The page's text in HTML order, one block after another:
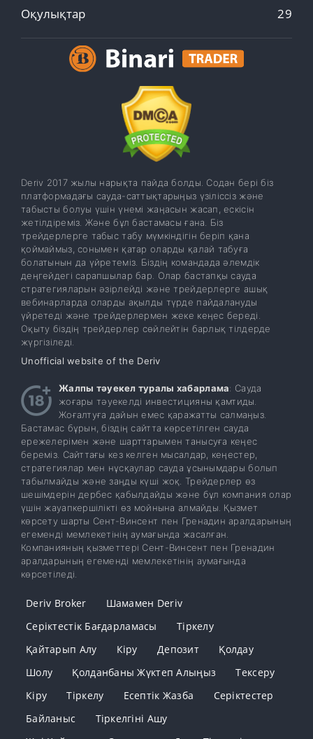
Оқулықтар 29
Deriv 2017 жылы нарықта пайда болды. Содан бері біз
платформадағы сауда-саттықтарыңыз үзіліссіз және
табысты болуы үшін үнемі жаңасын жасап, ескісін
жетілдіреміз. Және бұл бастамасы ғана. Біз
трейдерлерге табыс табу мүмкіндігін беріп қана
қоймаймыз, сонымен қатар оларды қалай табуға
болатынын да үйретеміз. Біздің командада әлемдік
деңгейдегі сарапшылар бар. Олар бастапқы сауда
стратегияларын әзірлейді және трейдерлерге ашық
вебинарларда оларды ақылды түрде пайдалануды
үйретеді және трейдерлермен жеке кеңес береді.
Оқыту біздің трейдерлер сөйлейтін барлық тілдерде
жүргізіледі.
Unofficial website of the Deriv
Жалпы тәуекел туралы хабарлама: Сауда
жоғары тәуекелді инвестицияны қамтиды.
Жоғалтуға дайын емес қаражатты салмаңыз.
Бастамас бұрын, біздің сайтта көрсетілген сауда
ережелерімен және шарттарымен танысуға кеңес
береміз. Сайттағы кез келген мысалдар, кеңестер,
стратегиялар мен нұсқаулар сауда ұсынымдары болып
табылмайды және заңды күші жоқ. Трейдерлер өз
шешімдерін дербес қабылдайды және бұл компания олар
үшін жауапкершілікті өз мойнына алмайды. Қызмет
көрсету шарты Сент-Винсент пен Гренадин аралдарының
егеменді мемлекетінің аумағында жасалған.
Компанияның қызметтері Сент-Винсент пен Гренадин
аралдарының егеменді мемлекетінің аумағында
көрсетіледі.
Deriv Broker
Шамамен Deriv
Серіктестік Бағдарламасы
Тіркелу
Қайтарып Алу
Кіру Депозит
Қолдау
Шолу
Қолданбаны Жүктеп Алыңыз
Тексеру
Кіру
Тіркелу Есептік Жазба
Серіктестер
Байланыс
Тіркелгіні Ашу